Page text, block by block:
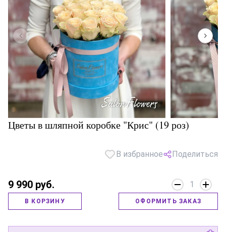
Цветы в шляпной коробке "Крис" (19 роз)
В избранное Поделиться
9 990 руб. 1
В КОРЗИНУ ОФОРМИТЬ ЗАКАЗ